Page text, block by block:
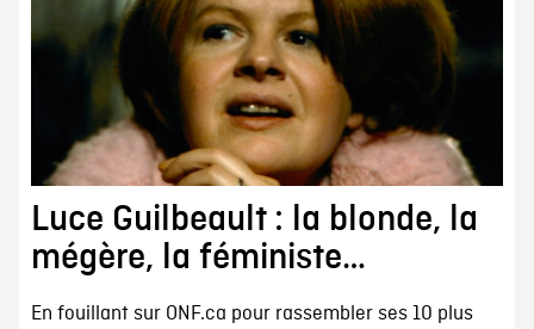
Luce Guilbeault : la blonde, la
mégère, la féministe…
En fouillant sur ONF.ca pour rassembler ses 10 plus